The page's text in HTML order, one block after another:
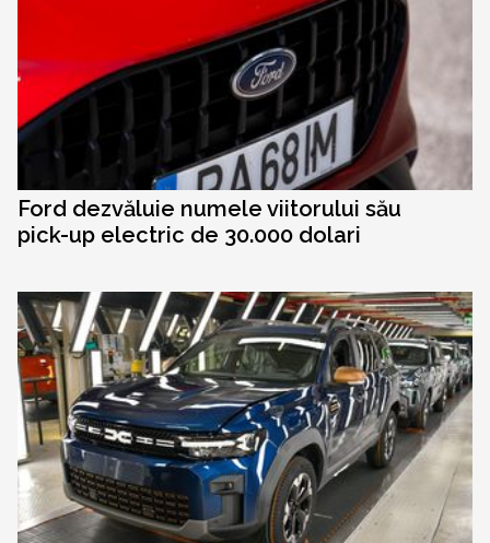
Ford dezvăluie numele viitorului său
pick-up electric de 30.000 dolari